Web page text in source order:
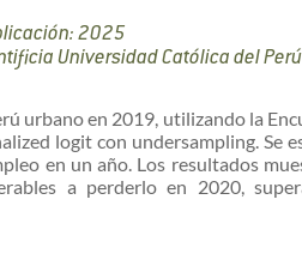
2025
Universidad Católica del Perú
urbano en 2019, utilizando la
logit con undersampling. Se
en un año. Los resultados
a perderlo en 2020,